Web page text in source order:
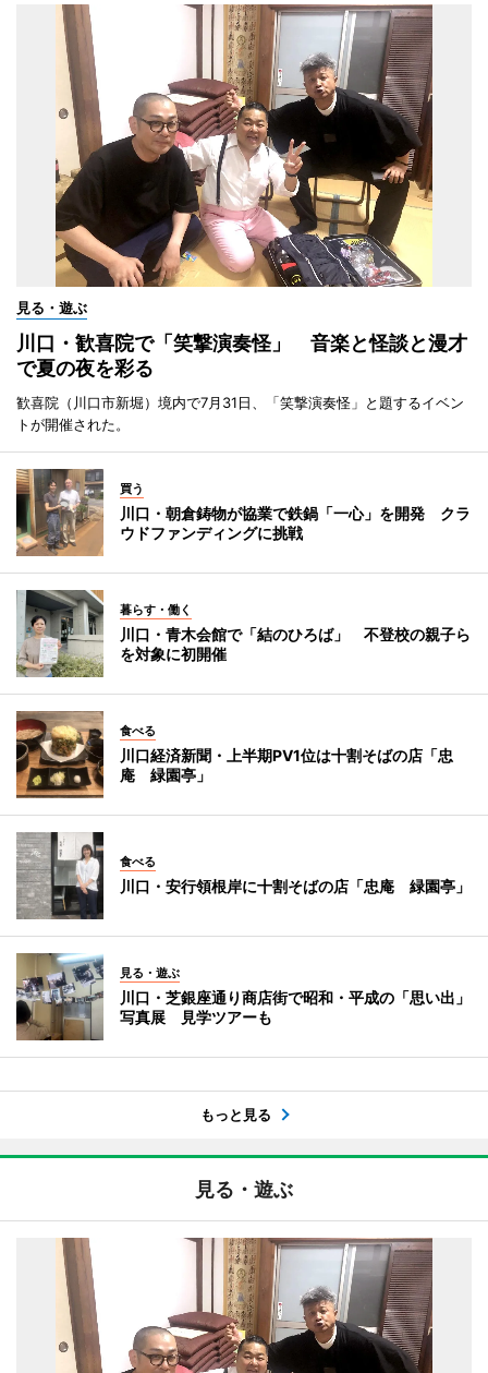
見る・遊ぶ
川口・歓喜院で「笑撃演奏怪」 音楽と怪談と漫才
で夏の夜を彩る
歓喜院（川口市新堀）境内で7月31日、「笑撃演奏怪」と題するイベン
トが開催された。
買う
川口・朝倉鋳物が協業で鉄鍋「一心」を開発 クラ
ウドファンディングに挑戦
暮らす・働く
川口・青木会館で「結のひろば」 不登校の親子ら
を対象に初開催
食べる
川口経済新聞・上半期PV1位は十割そばの店「忠
庵 緑園亭」
食べる
川口・安行領根岸に十割そばの店「忠庵 緑園亭」
見る・遊ぶ
川口・芝銀座通り商店街で昭和・平成の「思い出」
写真展 見学ツアーも
もっと見る
見る・遊ぶ